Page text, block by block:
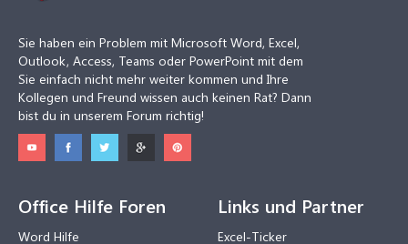
Sie haben ein Problem mit Microsoft Word, Excel,
Outlook, Access, Teams oder PowerPoint mit dem
Sie einfach nicht mehr weiter kommen und Ihre
Kollegen und Freund wissen auch keinen Rat? Dann
bist du in unserem Forum richtig!
Office Hilfe Foren
Word Hilfe
Links und Partner
Excel-Ticker